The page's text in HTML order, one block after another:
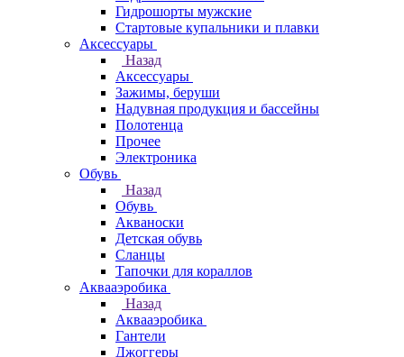
Гидрошорты мужские
Стартовые купальники и плавки
Аксессуары
Назад
Аксессуары
Зажимы, беруши
Надувная продукция и бассейны
Полотенца
Прочее
Электроника
Обувь
Назад
Обувь
Акваноски
Детская обувь
Сланцы
Тапочки для кораллов
Аквааэробика
Назад
Аквааэробика
Гантели
Джоггеры